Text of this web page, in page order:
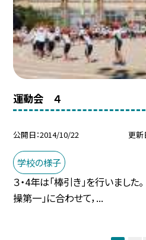
運動会 ４
公開日 2014/10/22 更新
学校の様子
３・4年は「棒引き」を行いました
操第一」に合わせて，...